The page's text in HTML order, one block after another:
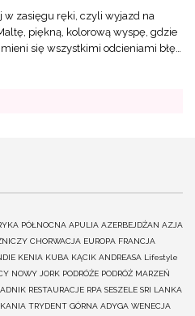
w zasięgu ręki, czyli wyjazd na
piękną, kolorową wyspę, gdzie
się wszystkimi odcieniami błę…
PÓŁNOCNA APULIA AZERBEJDŻAN AZJA
CHORWACJA EUROPA FRANCJA
KENIA KUBA KĄCIK ANDREASA Lifestyle
NOWY JORK PODRÓŻE PODRÓŻ MARZEŃ
RESTAURACJE RPA SESZELE SRI LANKA
TRYDENT GÓRNA ADYGA WENECJA